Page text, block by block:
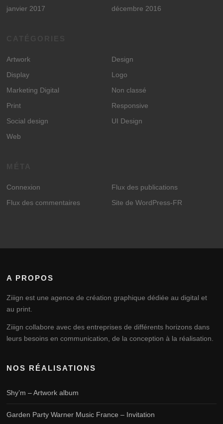
janvier 2017
décembre 2016
Artwork
Design
Display
Logo
Marketing Digital
Non classé
Print
Responsive
Social design
UI Design
Web
Connexion
Flux des publications
Flux des commentaires
Site de WordPress-FR
A PROPOS
Ziiign est une agence de création graphique dédiée au digital et
au print.
Ziiign collabore avec des entreprises de différents horizons dans
leurs besoins en communication, de la conception à la réalisation.
NOS RÉALISATIONS
Shy’m – Artwork album
Garden Party Warner Music France – Invitation